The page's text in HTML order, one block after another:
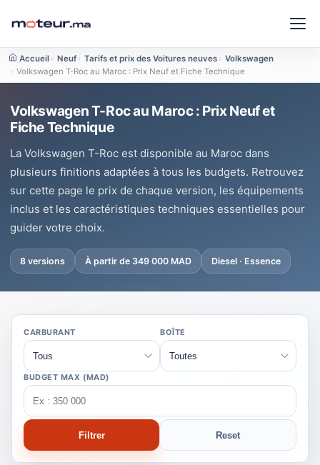
Accueil › Neuf › Tarifs et prix des Voitures neuves › Volkswagen
› Volkswagen T-Roc au Maroc : Prix Neuf et Fiche Technique
Volkswagen T-Roc au Maroc : Prix Neuf et
Fiche Technique
La Volkswagen T-Roc est disponible au Maroc dans
plusieurs finitions adaptées à tous les budgets. Retrouvez
sur cette page le prix de chaque version, les équipements
inclus et les caractéristiques techniques essentielles pour
guider votre choix.
8 versions À partir de 349 000 MAD Diesel · Essence
CARBURANT BOÎTE
BUDGET MAX (MAD)
Filtrer Reset